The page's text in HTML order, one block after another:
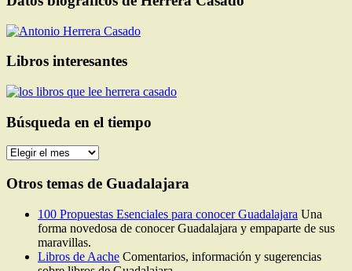
Libros interesantes
Búsqueda en el tiempo
Búsqueda
el
Otros temas de Guadalajara
100 Propuestas Esenciales para conocer Guadalajara Una
forma novedosa de conocer Guadalajara y empaparte de sus
maravillas.
Libros de Aache Comentarios, información y sugerencias